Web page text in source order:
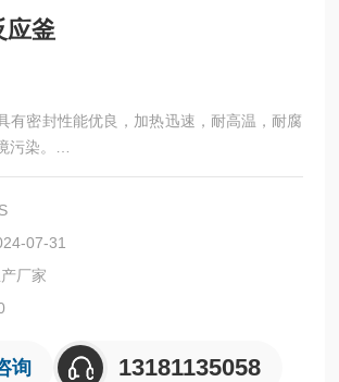
应釜
有密封性能优良，加热迅速，耐高温，耐腐
污染。
实验室试验，化工，食品，涂料，热熔胶，
，石油化工生产中的反应，蒸发，合成，聚
光，确保卫生洁净*。
受客户的个性化定制。
07-31
厂家
询 13181135058